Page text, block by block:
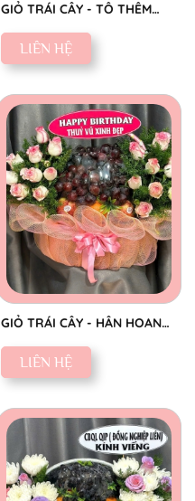
GIỎ TRÁI CÂY - TÔ THÊM
SẮC NGỌT
LIÊN HỆ
GIỎ TRÁI CÂY - HÂN HOAN
CHÚC MỪNG
LIÊN HỆ